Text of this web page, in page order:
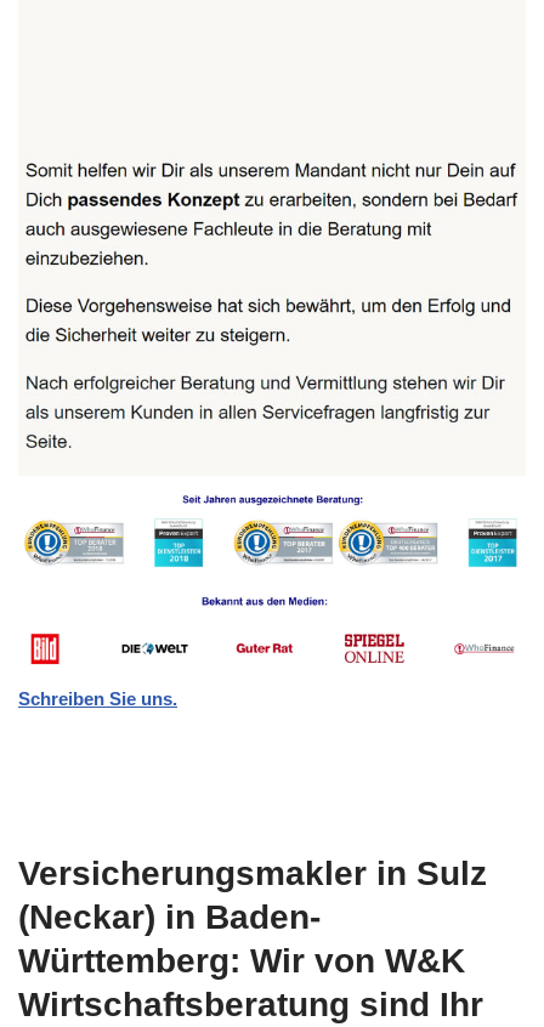
Schreiben Sie uns.
Versicherungsmakler in Sulz
(Neckar) in Baden-
Württemberg: Wir von W&K
Wirtschaftsberatung sind Ihr